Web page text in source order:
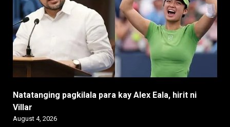
Natatanging pagkilala para kay Alex Eala, hirit ni
Villar
August 4, 2026